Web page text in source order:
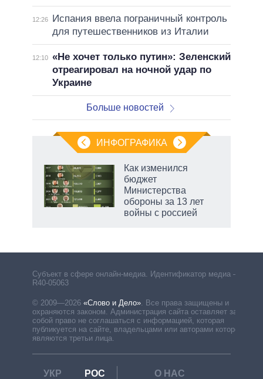
12:26
Испания ввела пограничный контроль
для путешественников из Италии
12:10 «Не хочет только путин»: Зеленский
отреагировал на ночной удар по
Украине
Больше новостей
ИНФОГРАФИКА
Как изменился
бюджет
Министерства
обороны за 13 лет
войны с россией
Субъект в сфере онлайн-медиа. Идентификатор медиа –
R40-05063
© 2009—2026 «Слово и Дело». Все права защищены и
охраняются законом. Администрация сайта оставляет за
собой право не соглашаться с информацией, которая
публикуется на сайте, владельцами или авторами которой
являются третьи лица.
УКР РОС
О НАС